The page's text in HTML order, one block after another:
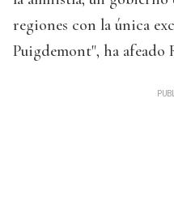
regiones con la única
Puigdemont", ha afeado